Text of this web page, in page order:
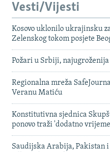
Vesti/Vijesti
Kosovo uklonilo ukrajinsku
Zelenskog tokom posjete
Požari u Srbiji,
Regionalna mreža
Veranu Matiću
Konstitutivna sjednica
ponovo traži 'dodatno
Saudijska Arabija, Pakistan